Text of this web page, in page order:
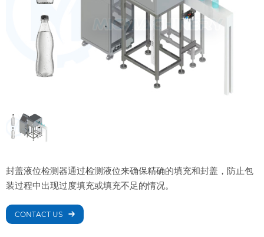
封盖液位检测器通过检测液位来确保精确的填充和封盖，防止包
装过程中出现过度填充或填充不足的情况。
CONTACT US